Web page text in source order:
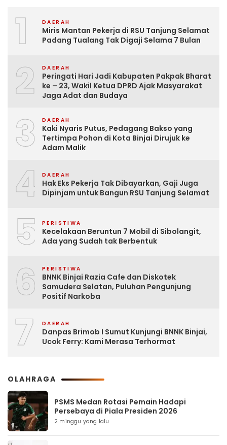
1 DAERAH
Miris Mantan Pekerja di RSU Tanjung Selamat
Padang Tualang Tak Digaji Selama 7 Bulan
2 DAERAH
Peringati Hari Jadi Kabupaten Pakpak Bharat
ke – 23, Wakil Ketua DPRD Ajak Masyarakat
Jaga Adat dan Budaya
3 DAERAH
Kaki Nyaris Putus, Pedagang Bakso yang
Tertimpa Pohon di Kota Binjai Dirujuk ke
Adam Malik
4 DAERAH
Hak Eks Pekerja Tak Dibayarkan, Gaji Juga
Dipinjam untuk Bangun RSU Tanjung Selamat
5 PERISTIWA
Kecelakaan Beruntun 7 Mobil di Sibolangit,
Ada yang Sudah tak Berbentuk
6 PERISTIWA
BNNK Binjai Razia Cafe dan Diskotek
Samudera Selatan, Puluhan Pengunjung
Positif Narkoba
7 DAERAH
Danpas Brimob I Sumut Kunjungi BNNK Binjai,
Ucok Ferry: Kami Merasa Terhormat
OLAHRAGA
PSMS Medan Rotasi Pemain Hadapi
Persebaya di Piala Presiden 2026
2 minggu yang lalu